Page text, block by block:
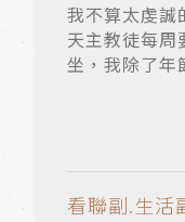
我不算太虔誠
天主教徒每周
坐，我除了年
看聯副.生活